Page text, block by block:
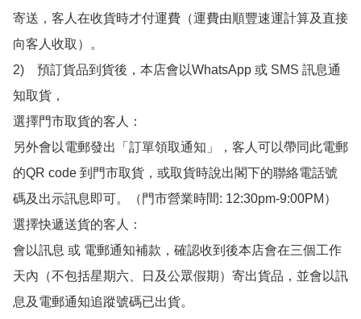
寄送，客人在收貨時才付運費（運費由順豐速運計算及直接
向客人收取）。
2)　預訂貨品到貨後，本店會以WhatsApp 或 SMS 訊息通
知取貨，
選擇門市取貨的客人：
另外會以電郵發出「訂單領取通知」，客人可以帶同此電郵
的QR code 到門市取貨，或取貨時說出閣下的聯絡電話號
碼及出示訊息即可。（門市營業時間: 12:30pm-9:00PM）
選擇快遞送貨的客人：
會以訊息 或 電郵通知補款，確認收到後本店會在三個工作
天內（不包括星期六、日及公眾假期）寄出貨品，並會以訊
息及電郵通知追蹤號碼已出貨。